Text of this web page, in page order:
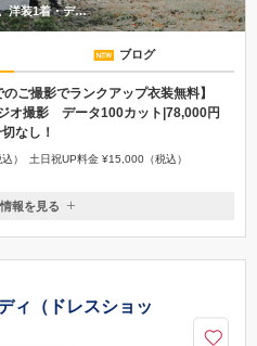
洋装1着・デ…
ブログ
のご撮影でランクアップ衣装無料】
オ撮影 データ100カット|78,000円
なし！
込） 土日祝UP料金 ¥15,000（税込）
1
報を見る
ィ（ドレスショッ